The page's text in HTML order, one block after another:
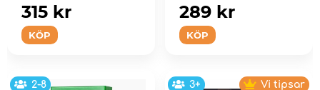
Patrick E...
KÖP
315 kr
KÖP
289 kr
2-8 3+ Vi tipsar